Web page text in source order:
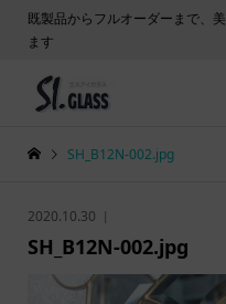
既製品からフルオーダーまで、
ます
SH_B12N-002.jpg
2020.10.30
SH_B12N-002.jpg